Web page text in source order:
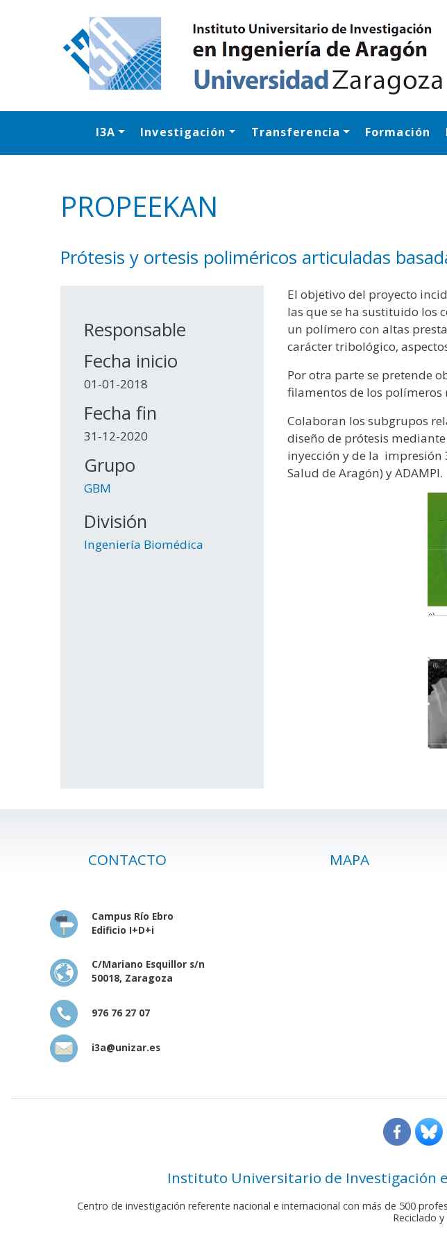
I3A Investigación Transferencia Formación
PROPEEKAN
Prótesis y ortesis poliméricos articuladas
Responsable
Fecha inicio
01-01-2018
Fecha fin
31-12-2020
Grupo
GBM
División
Ingeniería Biomédica
El objetivo del proyecto
las que se ha sustituido los
un polímero con altas
carácter tribológico,
Por otra parte se pretende
filamentos de los polímeros
Colaboran los subgrupos
diseño de prótesis
inyección y de la impresión
Salud de Aragón) y ADAMPI.
CONTACTO
Campus Río Ebro
Edificio I+D+i
C/Mariano Esquillor s/n
50018, Zaragoza
976 76 27 07
i3a@unizar.es
MAPA
Instituto Universitario de Investigación
Centro de investigación referente nacional e internacional con más de 500
Reciclado